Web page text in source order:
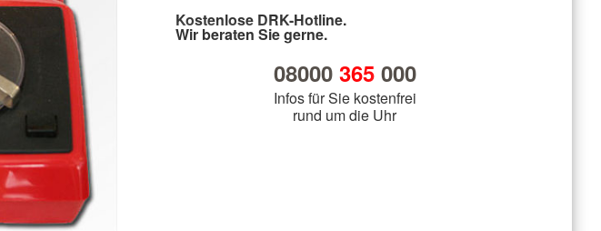
Kostenlose DRK-Hotline.
Wir beraten Sie gerne.
08000 365000
Infos für Sie kostenfrei
rund um die Uhr